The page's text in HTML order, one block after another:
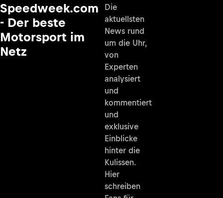
Speedweek.com
- Der beste
Motorsport im
Netz
Die
aktuellsten
News rund
um die Uhr,
von
Experten
analysiert
und
kommentiert
und
exklusive
Einblicke
hinter die
Kulissen.
Hier
schreiben